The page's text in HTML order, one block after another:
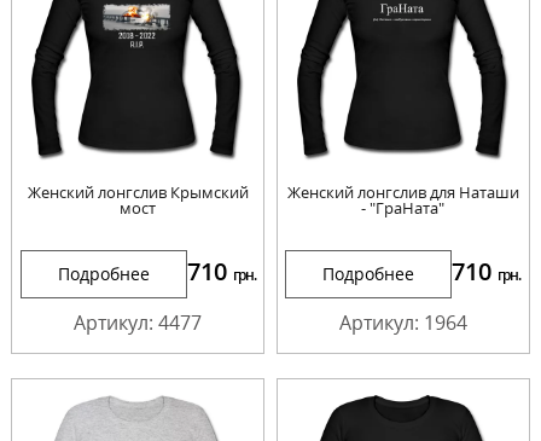
Женский лонгслив Крымский
мост
Подробнее 710 грн.
Артикул: 4477
Женский лонгслив для Наташи
- "ГраНата"
Подробнее 710 грн.
Артикул: 1964